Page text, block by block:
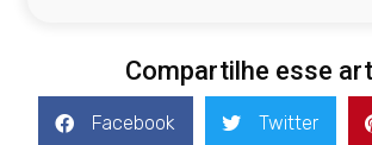
Compartilhe esse
Facebook Twitter